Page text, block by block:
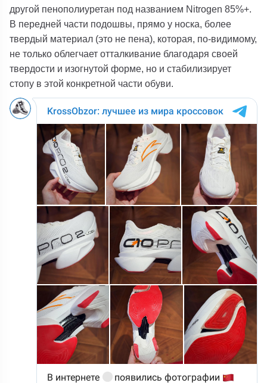
другой пенополиуретан под названием Nitrogen 85%+.
В передней части подошвы, прямо у носка, более
твердый материал (это не пена), которая, по-видимому,
не только облегчает отталкивание благодаря своей
твердости и изогнутой форме, но и стабилизирует
стопу в этой конкретной части обуви.